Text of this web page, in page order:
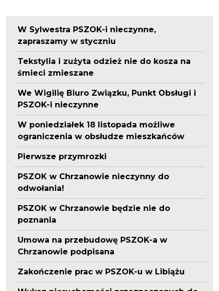
W Sylwestra PSZOK-i nieczynne,
zapraszamy w styczniu
Tekstylia i zużyta odzież nie do kosza na
śmieci zmieszane
We Wigilię Biuro Związku, Punkt Obsługi i
PSZOK-i nieczynne
W poniedziałek 18 listopada możliwe
ograniczenia w obsłudze mieszkańców
Pierwsze przymrozki
PSZOK w Chrzanowie nieczynny do
odwołania!
PSZOK w Chrzanowie będzie nie do
poznania
Umowa na przebudowę PSZOK-a w
Chrzanowie podpisana
Zakończenie prac w PSZOK-u w Libiążu